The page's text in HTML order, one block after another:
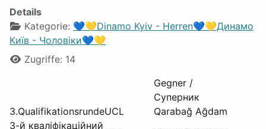
Details
Kategorie: 💙💛Dinamo Kyiv - Herren💙💛Динамо
Київ - Чоловіки💙💛
Zugriffe: 14
Gegner /
3.QualifikationsrundeUCL
Qarabağ Ağdam
3-й кваліфікаційний